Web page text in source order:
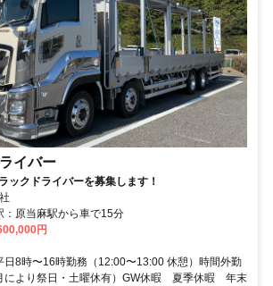
イバー
ックドライバーを募集します！
寄り駅：原当麻駅から車で15分
円
日8時〜16時勤務（12:00〜13:00 休憩）時間外勤
により祭日・土曜休有）GW休暇 夏季休暇 年末